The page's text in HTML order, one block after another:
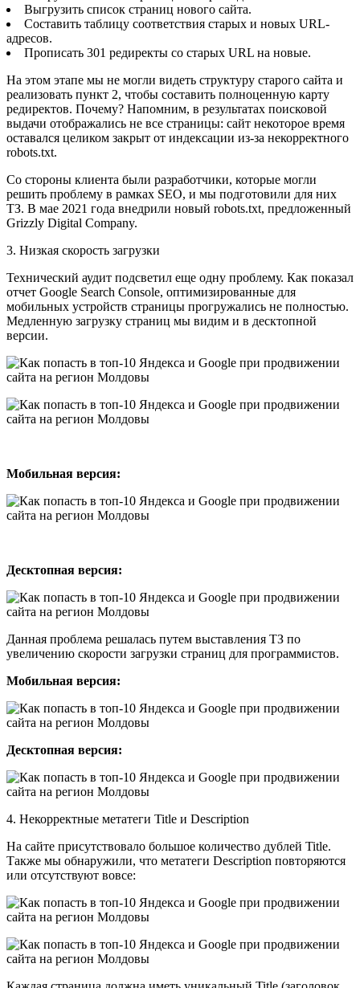
Выгрузить список страниц нового сайта.
Составить таблицу соответствия старых и новых URL-
адресов.
Прописать 301 редиректы со старых URL на новые.
На этом этапе мы не могли видеть структуру старого сайта и
реализовать пункт 2, чтобы составить полноценную карту
редиректов. Почему? Напомним, в результатах поисковой
выдачи отображались не все страницы: сайт некоторое время
оставался целиком закрыт от индексации из-за некорректного
robots.txt.
Со стороны клиента были разработчики, которые могли
решить проблему в рамках SEO, и мы подготовили для них
ТЗ. В мае 2021 года внедрили новый robots.txt, предложенный
Grizzly Digital Company.
3. Низкая скорость загрузки
Технический аудит подсветил еще одну проблему. Как показал
отчет Google Search Console, оптимизированные для
мобильных устройств страницы прогружались не полностью.
Медленную загрузку страниц мы видим и в десктопной
версии.
Мобильная версия:
Десктопная версия:
Данная проблема решалась путем выставления ТЗ по
увеличению скорости загрузки страниц для программистов.
Мобильная версия:
Десктопная версия:
4. Некорректные метатеги Title и Description
На сайте присутствовало большое количество дублей Title.
Также мы обнаружили, что метатеги Description повторяются
или отсутствуют вовсе: